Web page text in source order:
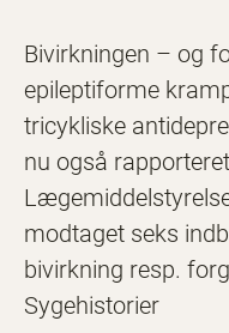
Bivirkningen – og
epileptiforme
tricykliske
nu også
modtaget seks
bivirkning resp.
Sygehistorier